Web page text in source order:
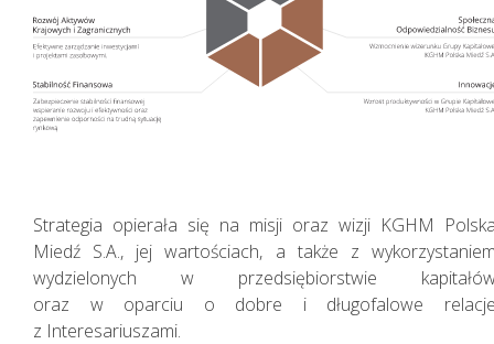
Nasza Strategia
Strategia opierała się na misji oraz wizji KGHM
Miedź S.A., jej wartościach, a także z
wydzielonych w przedsiębiorstwie
oraz w oparciu o dobre i długofalowe
z Interesariuszami.